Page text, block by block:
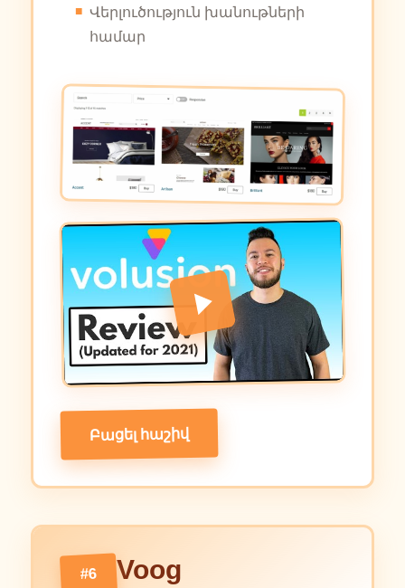
Վերլուծություն խանութների
համար
Բացել հաշիվ
#6 Voog